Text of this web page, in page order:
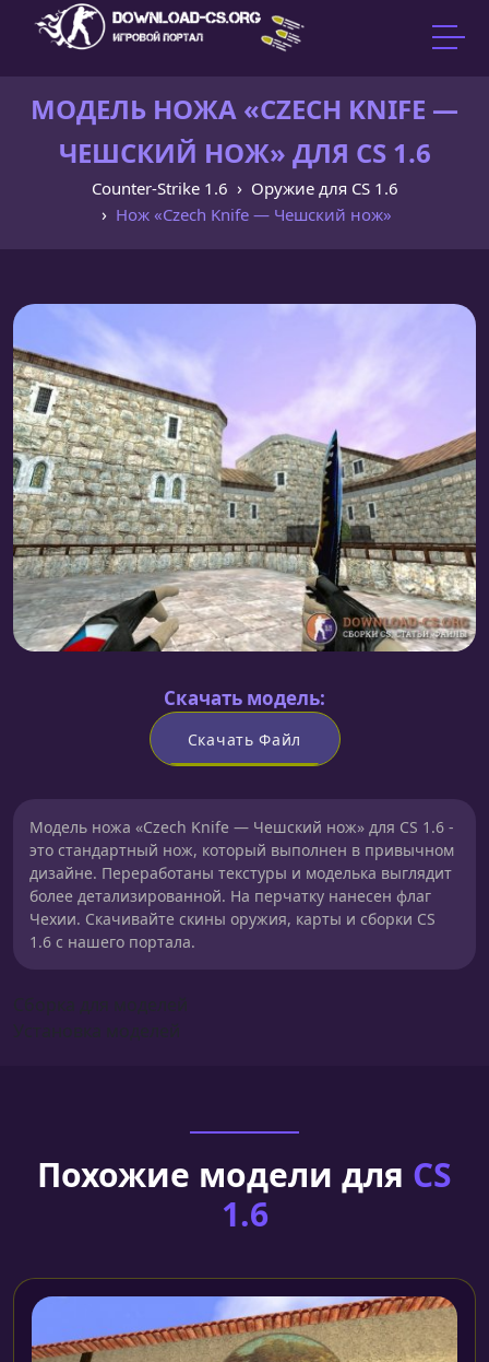
МОДЕЛЬ НОЖА «CZECH KNIFE —
ЧЕШСКИЙ НОЖ» ДЛЯ CS 1.6
Counter-Strike 1.6
Оружие для CS 1.6
Нож «Czech Knife — Чешский нож»
Скачать модель:
Скачать Файл
Модель ножа «Czech Knife — Чешский нож» для CS 1.6 -
это стандартный нож, который выполнен в привычном
дизайне. Переработаны текстуры и моделька выглядит
более детализированной. На перчатку нанесен флаг
Чехии. Скачивайте скины оружия, карты и сборки CS
1.6 с нашего портала.
Похожие модели для CS
1.6